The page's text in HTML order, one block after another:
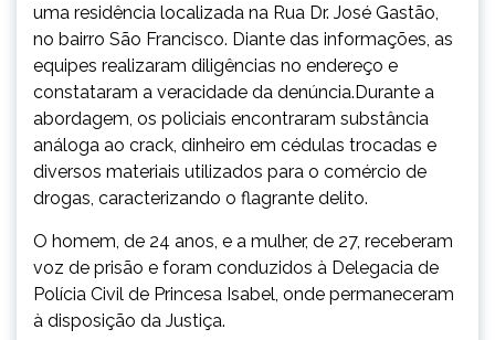
uma residência localizada na Rua Dr. José Gastão,
no bairro São Francisco. Diante das informações, as
equipes realizaram diligências no endereço e
constataram a veracidade da denúncia.Durante a
abordagem, os policiais encontraram substância
análoga ao crack, dinheiro em cédulas trocadas e
diversos materiais utilizados para o comércio de
drogas, caracterizando o flagrante delito.
O homem, de 24 anos, e a mulher, de 27, receberam
voz de prisão e foram conduzidos à Delegacia de
Polícia Civil de Princesa Isabel, onde permaneceram
à disposição da Justiça.